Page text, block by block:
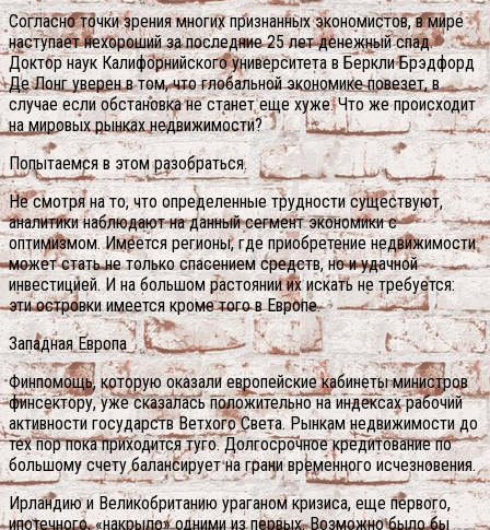
Согласно точки зрения многих признанных экономистов, в мире
наступает нехороший за последние 25 лет денежный спад.
Доктор наук Калифорнийского университета в Беркли Брэдфорд
Де Лонг уверен в том, что глобальной экономике повезет, в
случае если обстановка не станет еще хуже. Что же происходит
на мировых рынках недвижимости?
Попытаемся в этом разобраться.
Не смотря на то, что определенные трудности существуют,
аналитики наблюдают на данный сегмент экономики с
оптимизмом. Имеется регионы, где приобретение недвижимости
может стать не только спасением средств, но и удачной
инвестицией. И на большом растоянии их искать не требуется:
эти островки имеется кроме того в Европе.
Западная Европа
Финпомощь, которую оказали европейские кабинеты министров
финсектору, уже сказалась положительно на индексах рабочий
активности государств Ветхого Света. Рынкам недвижимости до
тех пор пока приходится туго. Долгосрочное кредитование по
большому счету балансирует на грани временного исчезновения.
Ирландию и Великобританию ураганом кризиса, еще первого,
ипотечного, «накрыло» одними из первых. Возможно было бы